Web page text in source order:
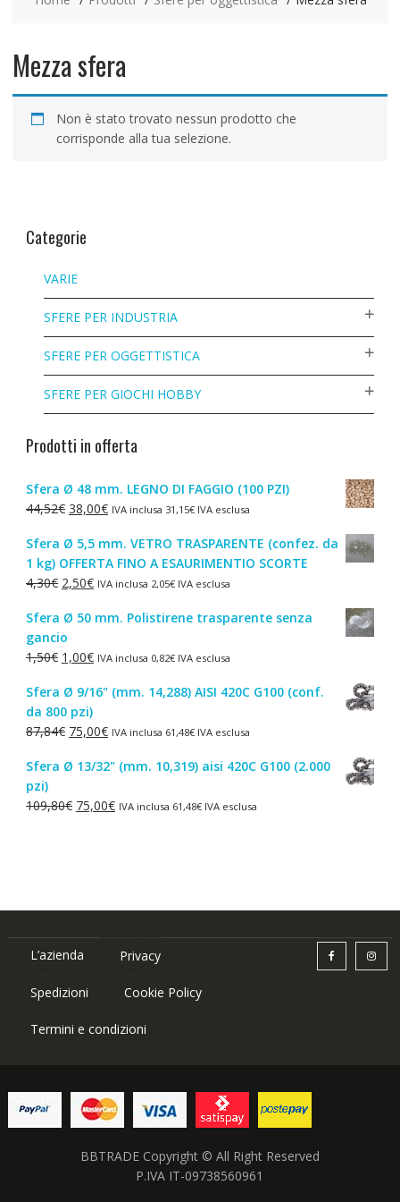
Mezza sfera
Non è stato trovato nessun prodotto che
corrisponde alla tua selezione.
Categorie
VARIE
SFERE PER INDUSTRIA
SFERE PER OGGETTISTICA
SFERE PER GIOCHI HOBBY
Prodotti in offerta
Sfera Ø 48 mm. LEGNO DI FAGGIO (100 PZI)
44,52€ Il
originale
era:
44,52€.
38,00€Il
attuale
è:
38,00€.
IVA inclusa 31,15€IVA esclusa
Sfera Ø 5,5 mm. VETRO TRASPARENTE (confez. da
1 kg) OFFERTA FINO A ESAURIMENTIO SCORTE
4,30€ Il
originale
era:
4,30€.
2,50€Il
attuale
2,50€.
IVA inclusa 2,05€IVA esclusa
Sfera Ø 50 mm. Polistirene trasparente senza
gancio
1,50€ Il
originale
era:
1,50€.
1,00€Il
attuale
è:
1,00€.
IVA inclusa 0,82€IVA esclusa
Sfera Ø 9/16" (mm. 14,288) AISI 420C G100 (conf.
da 800 pzi)
87,84€ Il
originale
87,84€.
75,00€Il
attuale
75,00€.
IVA inclusa 61,48€IVA esclusa
Sfera Ø 13/32" (mm. 10,319) aisi 420C G100 (2.000
pzi)
109,80€ Il
75,00€IlIVA inclusa 61,48€IVA esclusa
L’azienda Privacy
Spedizioni Cookie Policy
Termini e condizioni
BBTRADE Copyright © All Right Reserved
P.IVA IT-09738560961